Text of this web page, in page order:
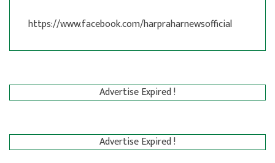
https://www.facebook.com/harpraharnewsofficial
Advertise Expired !
Advertise Expired !